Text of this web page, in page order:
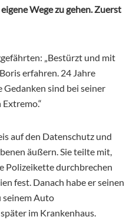
Wege zu gehen. Zuerst
„Bestürzt und mit
erfahren. 24 Jahre
sind bei seiner
auf den Datenschutz und
äußern. Sie teilte mit,
Polizeikette durchbrechen
fest. Danach habe er seinen
seinem Auto
im Krankenhaus.